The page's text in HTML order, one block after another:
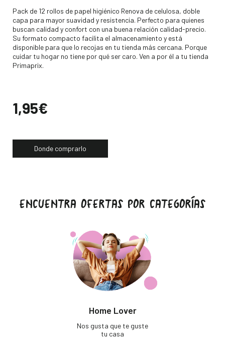
Descripción
Pack de 12 rollos de papel higiénico Renova de celulosa, doble
capa para mayor suavidad y resistencia. Perfecto para quienes
buscan calidad y confort con una buena relación calidad-precio.
Su formato compacto facilita el almacenamiento y está
disponible para que lo recojas en tu tienda más cercana. Porque
cuidar tu hogar no tiene por qué ser caro. Ven a por él a tu tienda
Primaprix.
Precio
1,95€
Donde comprarlo
ENCUENTRA OFERTAS POR CATEGORÍAS
Home Lover
Nos gusta que te guste
tu casa